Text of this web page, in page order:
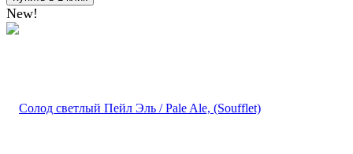
New!